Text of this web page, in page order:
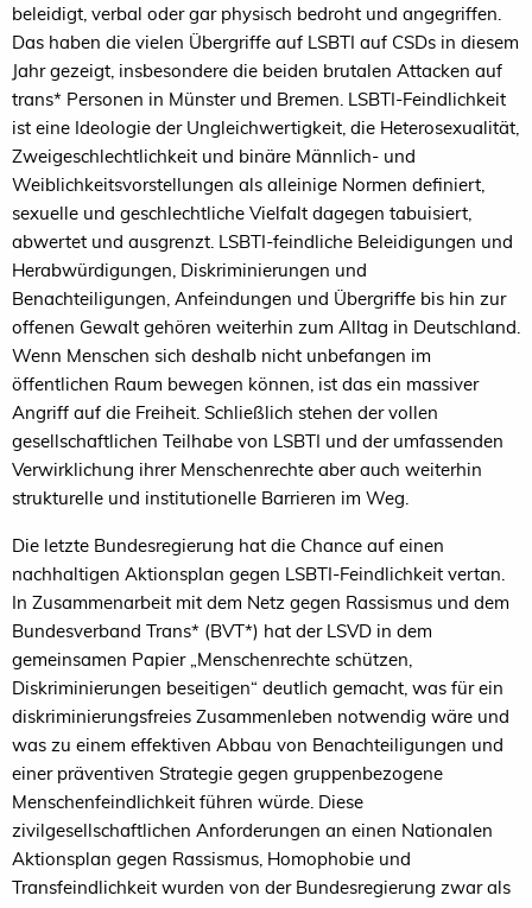
beleidigt, verbal oder gar physisch bedroht und angegriffen.
Das haben die vielen Übergriffe auf LSBTI auf CSDs in diesem
Jahr gezeigt, insbesondere die beiden brutalen Attacken auf
trans* Personen in Münster und Bremen. LSBTI-Feindlichkeit
ist eine Ideologie der Ungleichwertigkeit, die Heterosexualität,
Zweigeschlechtlichkeit und binäre Männlich- und
Weiblichkeitsvorstellungen als alleinige Normen definiert,
sexuelle und geschlechtliche Vielfalt dagegen tabuisiert,
abwertet und ausgrenzt. LSBTI-feindliche Beleidigungen und
Herabwürdigungen, Diskriminierungen und
Benachteiligungen, Anfeindungen und Übergriffe bis hin zur
offenen Gewalt gehören weiterhin zum Alltag in Deutschland.
Wenn Menschen sich deshalb nicht unbefangen im
öffentlichen Raum bewegen können, ist das ein massiver
Angriff auf die Freiheit. Schließlich stehen der vollen
gesellschaftlichen Teilhabe von LSBTI und der umfassenden
Verwirklichung ihrer Menschenrechte aber auch weiterhin
strukturelle und institutionelle Barrieren im Weg.
Die letzte Bundesregierung hat die Chance auf einen
nachhaltigen Aktionsplan gegen LSBTI-Feindlichkeit vertan.
In Zusammenarbeit mit dem Netz gegen Rassismus und dem
Bundesverband Trans* (BVT*) hat der LSVD in dem
gemeinsamen Papier „Menschenrechte schützen,
Diskriminierungen beseitigen“ deutlich gemacht, was für ein
diskriminierungsfreies Zusammenleben notwendig wäre und
was zu einem effektiven Abbau von Benachteiligungen und
einer präventiven Strategie gegen gruppenbezogene
Menschenfeindlichkeit führen würde. Diese
zivilgesellschaftlichen Anforderungen an einen Nationalen
Aktionsplan gegen Rassismus, Homophobie und
Transfeindlichkeit wurden von der Bundesregierung zwar als